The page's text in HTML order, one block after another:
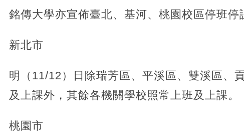
銘傳大學亦宣佈臺北、基河、桃園校區停班停
新北市
明（11/12）日除瑞芳區、平溪區、雙溪區、
及上課外，其餘各機關學校照常上班及上課。
桃園市